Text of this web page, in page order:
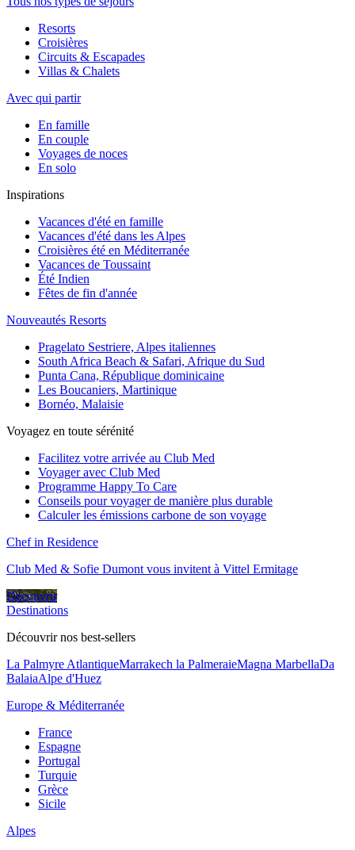
Resorts
Croisières
Circuits & Escapades
Villas & Chalets
Avec qui partir
En famille
En couple
Voyages de noces
En solo
Inspirations
Vacances d'été en famille
Vacances d'été dans les Alpes
Croisières été en Méditerranée
Vacances de Toussaint
Été Indien
Fêtes de fin d'année
Nouveautés Resorts
Pragelato Sestriere, Alpes italiennes
South Africa Beach & Safari, Afrique du Sud
Punta Cana, République dominicaine
Les Boucaniers, Martinique
Bornéo, Malaisie
Voyagez en toute sérénité
Facilitez votre arrivée au Club Med
Voyager avec Club Med
Programme Happy To Care
Conseils pour voyager de manière plus durable
Calculer les émissions carbone de son voyage
Chef in Residence
Club Med & Sofie Dumont vous invitent à Vittel Ermitage
Découvrir
Destinations
Découvrir nos best-sellers
La Palmyre AtlantiqueMarrakech la PalmeraieMagna MarbellaDa
BalaiaAlpe d'Huez
Europe & Méditerranée
France
Espagne
Portugal
Turquie
Grèce
Sicile
Alpes